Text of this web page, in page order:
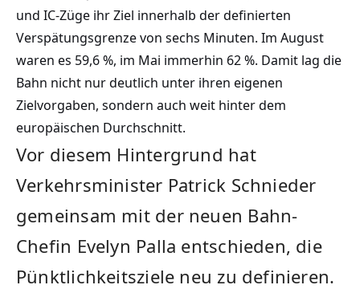
und IC-Züge ihr Ziel innerhalb der definierten
Verspätungsgrenze von sechs Minuten. Im August
waren es 59,6 %, im Mai immerhin 62 %. Damit lag die
Bahn nicht nur deutlich unter ihren eigenen
Zielvorgaben, sondern auch weit hinter dem
europäischen Durchschnitt.
Vor diesem Hintergrund hat
Verkehrsminister Patrick Schnieder
gemeinsam mit der neuen Bahn-
Chefin Evelyn Palla entschieden, die
Pünktlichkeitsziele neu zu definieren.